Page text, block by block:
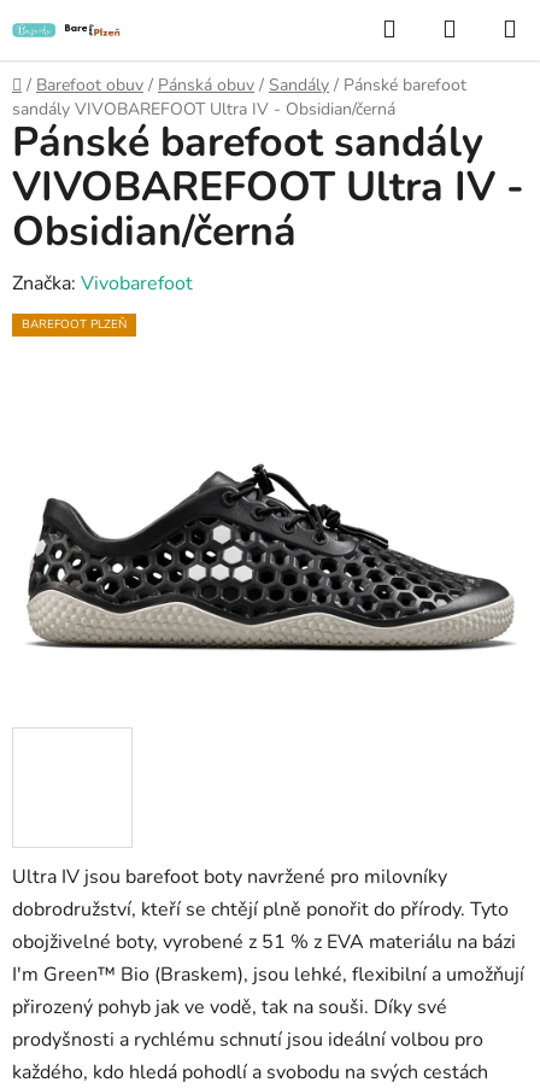
na
obsah
Hledat
KOŠÍK
Domů
/ Barefoot obuv / Pánská obuv / Sandály / Pánské barefoot
sandály VIVOBAREFOOT Ultra IV - Obsidian/černá
Ultra IV jsou barefoot boty navržené pro milovníky
dobrodružství, kteří se chtějí plně ponořit do přírody. Tyto
obojživelné boty, vyrobené z 51 % z EVA materiálu na bázi
I'm Green™ Bio (Braskem), jsou lehké, flexibilní a umožňují
přirozený pohyb jak ve vodě, tak na souši. Díky své
prodyšnosti a rychlému schnutí jsou ideální volbou pro
každého, kdo hledá pohodlí a svobodu na svých cestách
Pánské barefoot sandály
VIVOBAREFOOT Ultra IV -
Obsidian/černá
Značka: Vivobarefoot
BAREFOOT PLZEŇ